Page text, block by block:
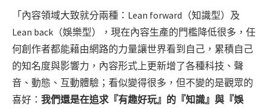
「內容領域大致就分兩種：Lean forward（知識型）及
Lean back（娛樂型），現在內容生產的門檻降低很多，任
何創作者都能藉由網路的力量讓世界看到自己，累積自己
的知名度與影響力，內容形式上更新增了各種科技、聲
音、動態、互動體驗；看似變得很多，但不變的是觀眾的
喜好： 我們還是在追求『有趣好玩』的『知識』與『娛